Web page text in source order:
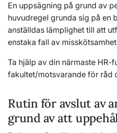
En uppsägning på grund av
huvudregel grunda sig på en
anställdas lämplighet till att
enstaka fall av
Ta hjälp av din närmaste HR-
fakultet/motsvarande för råd
Rutin för avslut av
grund av att